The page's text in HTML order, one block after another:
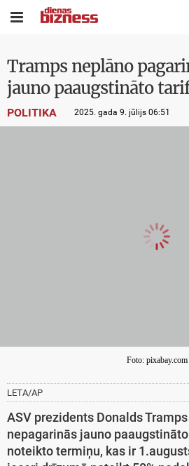

Tramps neplāno
jauno paaugstināto
POLITIKA 2025. gada 9. jūlijs 06:51
Foto: pixabay.com
LETA/AP
ASV prezidents Donalds
nepagarinās jauno
noteikto termiņu, kas ir